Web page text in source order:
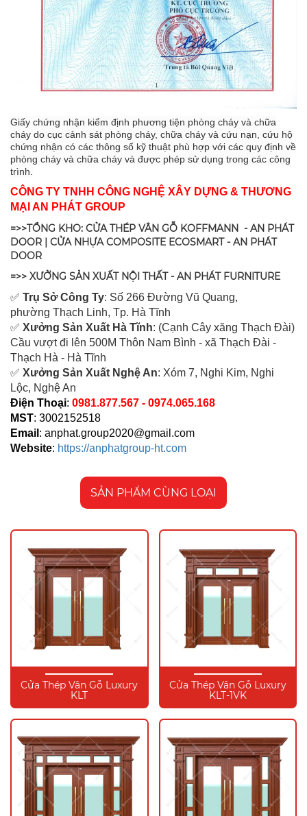
Giấy chứng nhận kiểm định phương tiện phòng cháy và chữa
cháy do cục cảnh sát phòng cháy, chữa cháy và cứu nạn, cứu hộ
chứng nhận có các thông số kỹ thuật phù hợp với các quy định về
phòng cháy và chữa cháy và được phép sử dụng trong các công
trình.
CÔNG TY TNHH CÔNG NGHỆ XÂY DỰNG & THƯƠNG
MẠI AN PHÁT GROUP
=>>TỔNG KHO: CỬA THÉP VÂN GỖ KOFFMANN - AN PHÁT
DOOR | CỬA NHỰA COMPOSITE ECOSMART - AN PHÁT
DOOR
=>> XƯỞNG SẢN XUẤT NỘI THẤT - AN PHÁT FURNITURE
✅ Trụ Sở Công Ty: Số 266 Đường Vũ Quang,
phường Thạch Linh, Tp. Hà Tĩnh
✅ Xưởng Sản Xuất Hà Tĩnh: (Cạnh Cây xăng Thạch Đài)
Cầu vượt đi lên 500M Thôn Nam Bình - xã Thạch Đài -
Thạch Hà - Hà Tĩnh
✅ Xưởng Sản Xuất Nghệ An: Xóm 7, Nghi Kim, Nghi
Lộc, Nghệ An
Điện Thoại: 0981.877.567 - 0974.065.168
MST: 3002152518
Email : anphat.group2020@gmail.com
Website: https://anphatgroup-ht.com
SẢN PHẨM CÙNG LOẠI
Cửa Thép Vân Gỗ Luxury
KLT
Cửa Thép Vân Gỗ Luxury
KLT-1VK